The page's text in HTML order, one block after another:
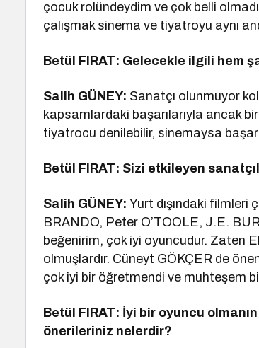
çocuk rolündeydim ve çok belli
çalışmak sinema ve tiyatroyu aynı
Betül FIRAT: Gelecekle ilgili hem
Salih GÜNEY: Sanatçı olunmuyor
kapsamlardaki başarılarıyla ancak
tiyatrocu denilebilir, sinemaysa
Betül FIRAT: Sizi etkileyen
Salih GÜNEY:Yurt dışındaki filmleri
BRANDO, Peter O’TOOLE, J.E.
beğenirim, çok iyi oyuncudur. Zaten
olmuşlardır. Cüneyt GÖKÇER de
çok iyi bir öğretmendi ve muhteşem
Betül FIRAT: İyi bir oyuncu
önerileriniz nelerdir?